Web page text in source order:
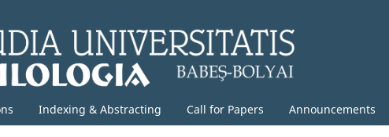
Indexing & Abstracting Call for Papers Announcements